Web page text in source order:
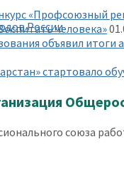
России
«Профсоюзный
человека»
объявил итоги
стартовало
союза